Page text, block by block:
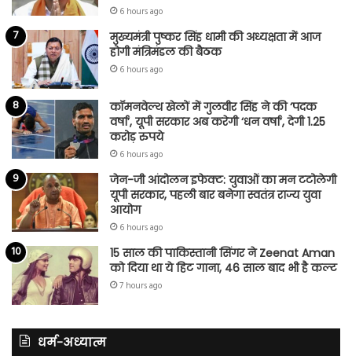
6 hours ago
मुख्यमंत्री पुष्कर सिंह धामी की अध्यक्षता में आज
होगी मंत्रिमंडल की बैठक
6 hours ago
कॉमनवेल्थ खेलों में गुलवीर सिंह ने की ‘पदक
वर्षा’, यूपी सरकार अब करेगी ‘धन वर्षा’, देगी 1.25
करोड़ रुपये
6 hours ago
जेन-जी आंदोलन इफेक्ट: युवाओं का मन टटोलेगी
यूपी सरकार, पहली बार बनेगा स्वतंत्र राज्य युवा
आयोग
6 hours ago
15 साल की पाकिस्तानी सिंगर ने Zeenat Aman
को दिया था ये हिट गाना, 46 साल बाद भी है कल्ट
7 hours ago
धर्म-अध्यात्म